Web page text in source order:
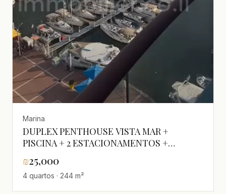
Marina
DUPLEX PENTHOUSE VISTA MAR +
PISCINA + 2 ESTACIONAMENTOS +
₪25,000
4 quartos · 244 m²